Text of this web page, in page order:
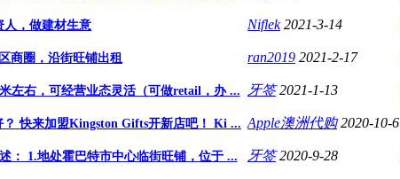
人，做建材生意 Niflek 2021-3-14
商圈，沿街旺铺出租 ran2019 2021-2-17
左右，可经营业态灵活（可做retail，办 ... 牙签 2021-1-13
快来加盟Kingston Gifts开新店吧！ Ki ... Apple澳洲代购 2020-10-6
： 1.地处霍巴特市中心临街旺铺，位于 ... 牙签 2020-9-28